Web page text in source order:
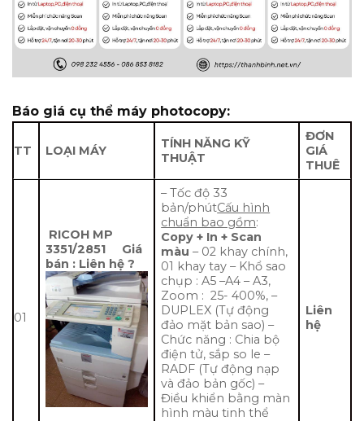
Báo giá cụ thể máy photocopy:
TT LOẠI MÁY
TÍNH NĂNG KỸ
THUẬT
ĐƠN
GIÁ
THUÊ
01
RICOH MP
3351/2851 Giá
bán : Liên hệ ?
– Tốc độ 33
bản/phútCấu hình
chuẩn bao gồm:
Copy + In + Scan
màu – 02 khay chính,
01 khay tay – Khổ sao
chụp : A5 –A4 – A3,
Zoom : 25- 400%, –
DUPLEX (Tự động
đảo mặt bản sao) –
Chức năng : Chia bộ
điện tử, sắp so le –
RADF (Tự động nạp
và đảo bản gốc) –
Điều khiển bằng màn
hình màu tinh thể
Liên
hệ